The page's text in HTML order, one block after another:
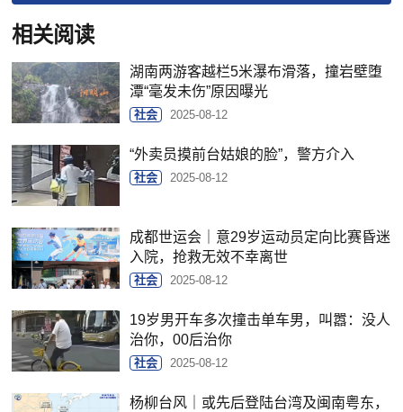
相关阅读
湖南两游客越栏5米瀑布滑落，撞岩壁堕
潭“毫发未伤”原因曝光
社会 2025-08-12
“外卖员摸前台姑娘的脸”，警方介入
社会 2025-08-12
成都世运会｜意29岁运动员定向比赛昏迷
入院，抢救无效不幸离世
社会 2025-08-12
19岁男开车多次撞击单车男，叫嚣：没人
治你，00后治你
社会 2025-08-12
杨柳台风｜或先后登陆台湾及闽南粤东，